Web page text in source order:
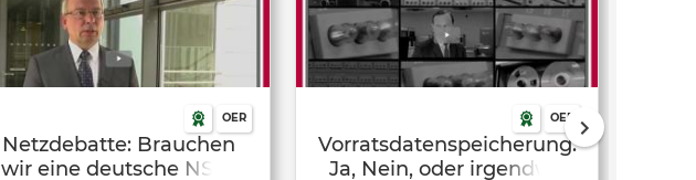
OER
Netzdebatte: Brauchen
wir eine deutsche NSA?
OER
Vorratsdatenspeicherung:
Ja, Nein, oder irgendwo